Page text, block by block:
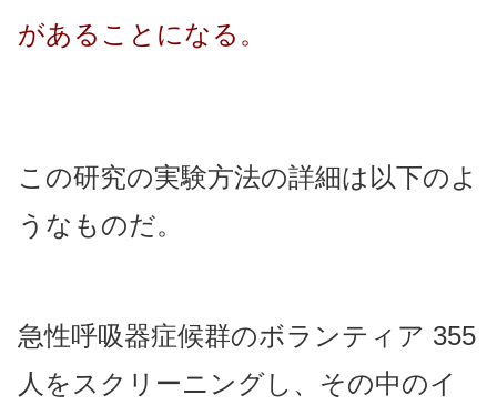
があることになる。
この研究の実験方法の詳細は以下のよ
うなものだ。
急性呼吸器症候群のボランティア 355
人をスクリーニングし、その中のイ